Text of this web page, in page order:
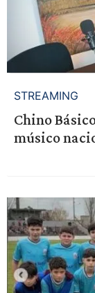
STREAMING
Chino
músico